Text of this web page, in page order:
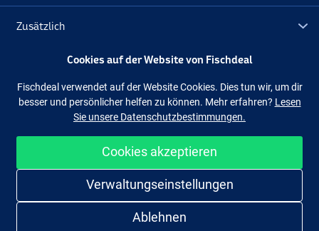
Zusätzlich
Lagerräumung
Facebook
Einfach und sicher shoppen
Cookies auf der Website von Fischdeal
Fischdeal verwendet auf der Website Cookies. Dies tun wir, um dir
besser und persönlicher helfen zu können. Mehr erfahren? Lesen
Sie unsere Datenschutzbestimmungen.
Cookies akzeptieren
Verwaltungseinstellungen
Ablehnen